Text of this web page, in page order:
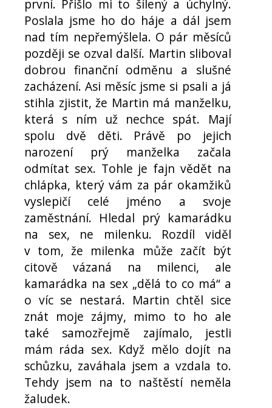
první. Přišlo mi to šílený a úchylný.
Poslala jsme ho do háje a dál jsem
nad tím nepřemýšlela. O pár měsíců
později se ozval další. Martin sliboval
dobrou finanční odměnu a slušné
zacházení. Asi měsíc jsme si psali a já
stihla zjistit, že Martin má manželku,
která s ním už nechce spát. Mají
spolu dvě děti. Právě po jejich
narození prý manželka začala
odmítat sex. Tohle je fajn vědět na
chlápka, který vám za pár okamžiků
vyslepičí celé jméno a svoje
zaměstnání. Hledal prý kamarádku
na sex, ne milenku. Rozdíl viděl
v tom, že milenka může začít být
citově vázaná na milenci, ale
kamarádka na sex „dělá to co má“ a
o víc se nestará. Martin chtěl sice
znát moje zájmy, mimo to ho ale
také samozřejmě zajímalo, jestli
mám ráda sex. Když mělo dojít na
schůzku, zaváhala jsem a vzdala to.
Tehdy jsem na to naštěstí neměla
žaludek.